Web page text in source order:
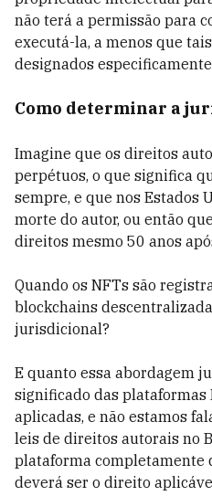
não terá a permissão para
executá-la, a menos que
designados
Como determinar a
Imagine que os direitos
perpétuos, o que significa
sempre, e que nos Estados
morte do autor, ou então
direitos mesmo 50 anos
Quando os NFTs são
blockchains
jurisdicional?
E quanto essa abordagem
significado das plataformas
aplicadas, e não estamos
leis de direitos autorais no
plataforma completamente
deverá ser o direito